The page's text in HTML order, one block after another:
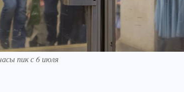
пик с 6 июля